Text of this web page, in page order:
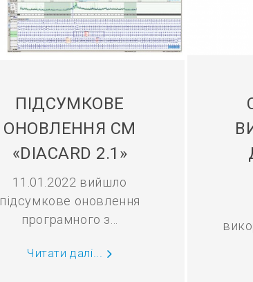
ПІДСУМКОВЕ
ОНОВЛЕННЯ СМ
«DIACARD 2.1»
11.01.2022 вийшло
підсумкове оновлення
програмного з...
Читати далі...